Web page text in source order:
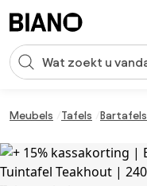
Zoekopdracht invoeren
Meubels Tafels Bartafels